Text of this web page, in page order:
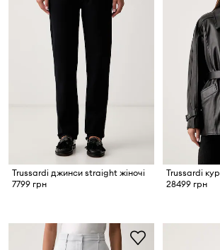
Trussardi джинси straight жіночі
7799 грн
Trussardi
28499 грн